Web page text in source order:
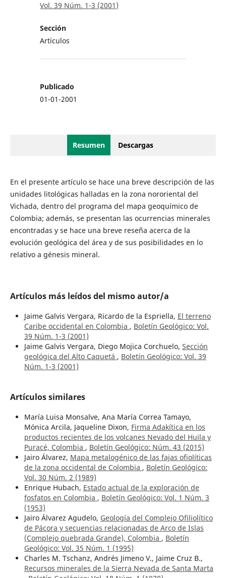
Vol. 39 Núm. 1-3 (2001)
Sección
Artículos
Publicado
01-01-2001
Resumen Descargas
En el presente artículo se hace una breve descripción de las
unidades litológicas halladas en la zona nororiental del
Vichada, dentro del programa del mapa geoquímico de
Colombia; además, se presentan las ocurrencias minerales
encontradas y se hace una breve reseña acerca de la
evolución geológica del área y de sus posibilidades en lo
relativo a génesis mineral.
Artículos más leídos del mismo autor/a
Jaime Galvis Vergara, Ricardo de la Espriella, El terreno
Caribe occidental en Colombia , Boletín Geológico: Vol.
39 Núm. 1-3 (2001)
Jaime Galvis Vergara, Diego Mojica Corchuelo, Sección
geológica del Alto Caquetá , Boletín Geológico: Vol. 39
Núm. 1-3 (2001)
Artículos similares
María Luisa Monsalve, Ana María Correa Tamayo,
Mónica Arcila, Jaqueline Dixon, Firma Adakítica en los
productos recientes de los volcanes Nevado del Huila y
Puracé, Colombia , Boletín Geológico: Núm. 43 (2015)
Jairo Álvarez, Mapa metalogénico de las fajas ofiolíticas
de la zona occidental de Colombia , Boletín Geológico:
Vol. 30 Núm. 2 (1989)
Enrique Hubach, Estado actual de la exploración de
fosfatos en Colombia , Boletín Geológico: Vol. 1 Núm. 3
(1953)
Jairo Álvarez Agudelo, Geología del Complejo Ofiliolítico
de Pácora y secuencias relacionadas de Arco de Islas
(Complejo quebrada Grande), Colombia , Boletín
Geológico: Vol. 35 Núm. 1 (1995)
Charles M. Tschanz, Andrés Jimeno V., Jaime Cruz B.,
Recursos minerales de la Sierra Nevada de Santa Marta